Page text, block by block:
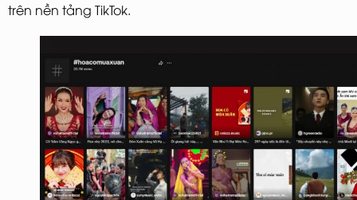
trên nền tảng TikTok.